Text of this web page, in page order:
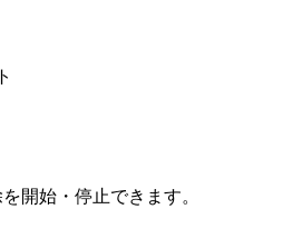
開始・停止できます。